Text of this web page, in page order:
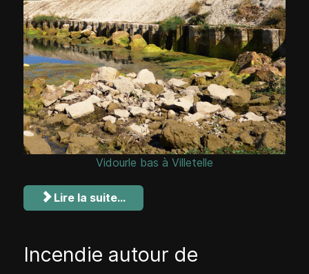
Vidourle bas à Villetelle
Lire la suite...
Incendie autour de